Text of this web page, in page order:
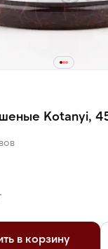
Kotanyi,
в корзину